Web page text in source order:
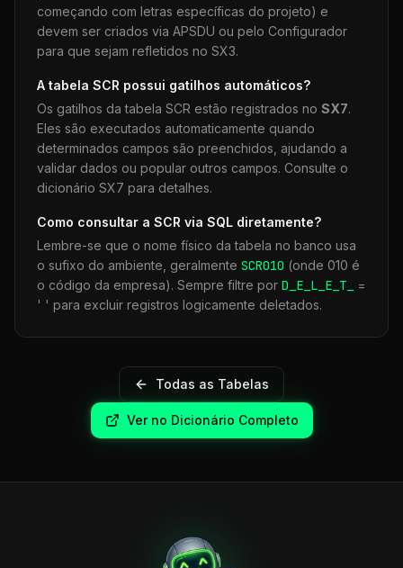
começando com letras específicas do projeto) e
devem ser criados via APSDU ou pelo Configurador
para que sejam refletidos no SX3.
A tabela SCR possui gatilhos automáticos?
Os gatilhos da tabela SCR estão registrados no SX7.
Eles são executados automaticamente quando
determinados campos são preenchidos, ajudando a
validar dados ou popular outros campos. Consulte o
dicionário SX7 para detalhes.
Como consultar a SCR via SQL diretamente?
Lembre-se que o nome físico da tabela no banco usa
o sufixo do ambiente, geralmente SCR010 (onde 010 é
o código da empresa). Sempre filtre por D_E_L_E_T_
=
' ' para excluir registros logicamente deletados.
Todas as Tabelas
Ver no Dicionário Completo